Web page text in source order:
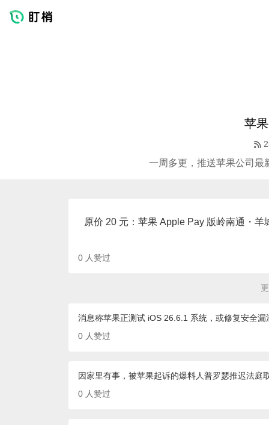
苹
一周多更，推送苹果公司最
原价 20 元：苹果 Apple Pay 版岭南通・
0 人赞过
消息称苹果正测试 iOS 26.6.1 系统，或修复安全漏
0 人赞过
因家里有事，被苹果起诉的爆料人普罗瑟推迟法庭
0 人赞过